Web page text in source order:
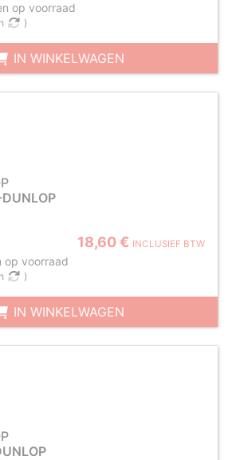
op voorraad
)
IN WINKELWAGEN
18,60 € INCLUSIEF BTW
op voorraad
)
IN WINKELWAGEN